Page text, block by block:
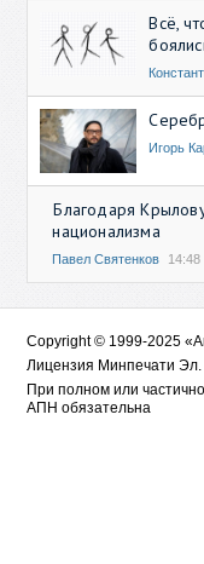
Всё,
Игорь
Благодаря
национализма
Павел Святенков 14:48
Copyright © 1999-2025
Лицензия Минпечати
При полном или
АПН обязательна